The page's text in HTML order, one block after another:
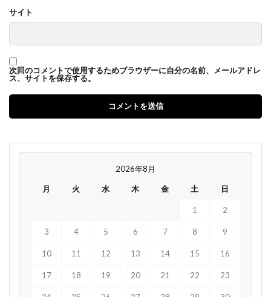
サイト
次回のコメントで使用するためブラウザーに自分の名前、メールアドレ
ス、サイトを保存する。
2026年8月
月 火 水 木 金 土 日
1 2
3 4 5 6 7 8 9
10 11 12 13 14 15 16
17 18 19 20 21 22 23